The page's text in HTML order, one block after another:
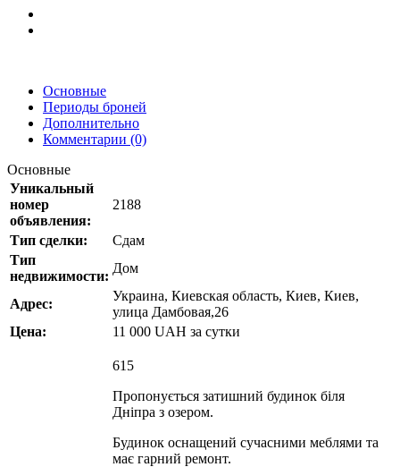
Основные
Периоды броней
Дополнительно
Комментарии (0)
Основные
Уникальный
номер
объявления:
2188
Тип сделки:
Сдам
Тип
недвижимости:
Дом
Адрес:
Украина, Киевская область, Киев, Киев,
улица Дамбовая,26
Цена:
11 000 UAH за сутки
615
Пропонується затишний будинок біля
Дніпра з озером.
Будинок оснащений сучасними меблями та
має гарний ремонт.